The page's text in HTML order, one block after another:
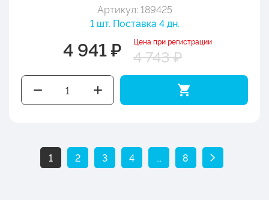
Артикул: 189425
1 шт. Поставка 4 дн.
4 941 ₽ Цена при регистрации
4 743 ₽
1 2 3 4 ... 8